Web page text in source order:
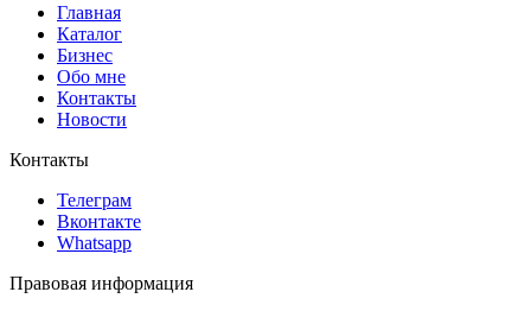
Главная
Каталог
Бизнес
Обо мне
Контакты
Новости
Контакты
Телеграм
Вконтакте
Whatsapp
Правовая информация